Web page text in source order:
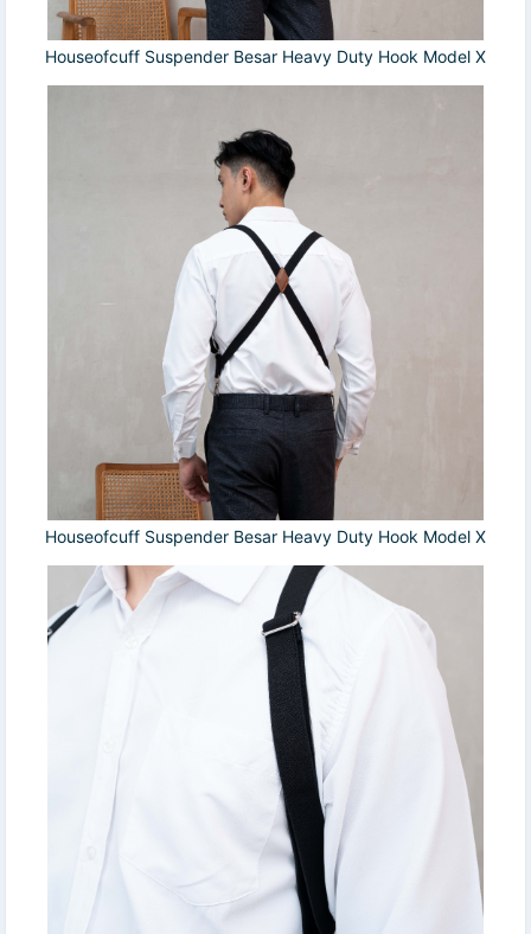
Houseofcuff Suspender Besar Heavy Duty Hook Model X
Houseofcuff Suspender Besar Heavy Duty Hook Model X